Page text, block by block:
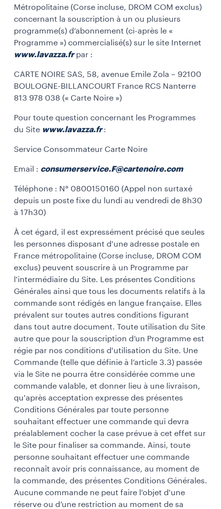
Métropolitaine (Corse incluse, DROM COM exclus)
concernant la souscription à un ou plusieurs
programme(s) d’abonnement (ci-après le «
Programme ») commercialisé(s) sur le site Internet
www.lavazza.frpar :
CARTE NOIRE SAS, 58, avenue Emile Zola – 92100
BOULOGNE-BILLANCOURT France RCS Nanterre
813 978 038 (« Carte Noire »)
Pour toute question concernant les Programmes
du Site www.lavazza.fr :
Service Consommateur Carte Noire
Email : consumerservice.F@cartenoire.com
Téléphone : N° 0800150160 (Appel non surtaxé
depuis un poste fixe du lundi au vendredi de 8h30
à 17h30)
À cet égard, il est expressément précisé que seules
les personnes disposant d'une adresse postale en
France métropolitaine (Corse incluse, DROM COM
exclus) peuvent souscrire à un Programme par
l'intermédiaire du Site. Les présentes Conditions
Générales ainsi que tous les documents relatifs à la
commande sont rédigés en langue française. Elles
prévalent sur toutes autres conditions figurant
dans tout autre document. Toute utilisation du Site
autre que pour la souscription d’un Programme est
régie par nos conditions d'utilisation du Site. Une
Commande (telle que définie à l’article 3.3) passée
via le Site ne pourra être considérée comme une
commande valable, et donner lieu à une livraison,
qu'après acceptation expresse des présentes
Conditions Générales par toute personne
souhaitant effectuer une commande qui devra
préalablement cocher la case prévue à cet effet sur
le Site pour finaliser sa commande. Ainsi, toute
personne souhaitant effectuer une commande
reconnaît avoir pris connaissance, au moment de
la commande, des présentes Conditions Générales.
Aucune commande ne peut faire l'objet d'une
réserve ou d’une restriction au moment de sa